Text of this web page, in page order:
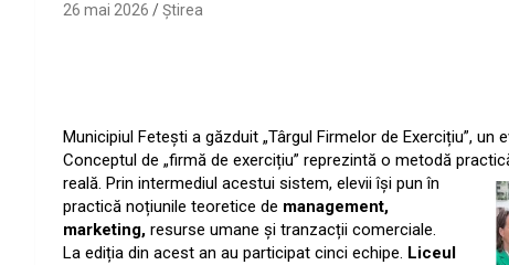
26 mai 2026 Ştirea
Municipiul Fetești a găzduit „Târgul Firmelor de Exercițiu”,
Conceptul de „firmă de exercițiu” reprezintă o metodă
reală. Prin intermediul acestui sistem, elevii își pun în
practică noțiunile teoretice de management,
marketing, resurse umane și tranzacții comerciale.
La ediția din acest an au participat cinci echipe. Liceul